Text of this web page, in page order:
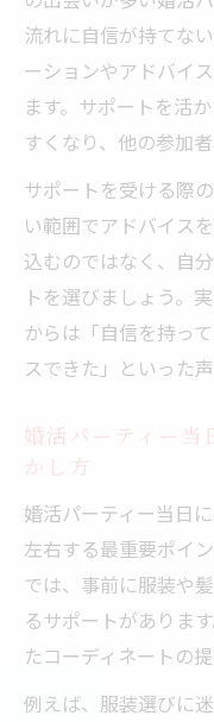
流れに自信が持てな
ーションやアドバイ
ます。サポートを活
すくなり、他の参加
サポートを受ける際
い範囲でアドバイス
込むのではなく、自
トを選びましょう。
からは「自信を持っ
スできた」といった
婚活パーティー当
かし方
婚活パーティー当日
左右する最重要ポイ
では、事前に服装や
るサポートがありま
たコーディネートの
例えば、服装選びに